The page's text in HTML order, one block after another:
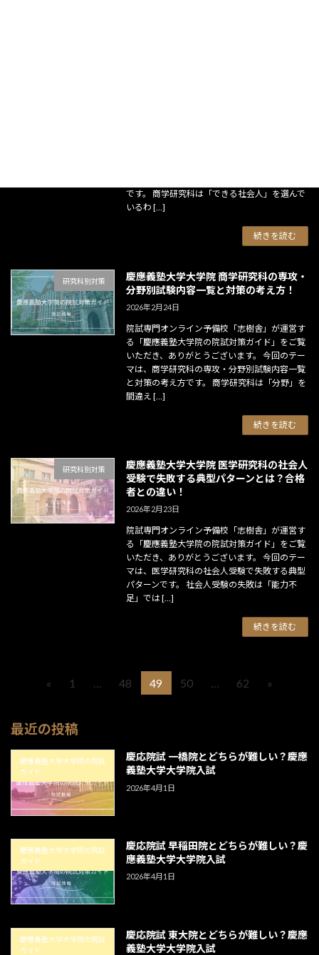
です。 商学研究科は「できる社会人」を選んで
いるわ […]
続きを読む
研究科別対策
慶應義塾大学大学院 商学研究科の専攻・
分野別試験内容一覧と対策の考え方！
2026年2月24日
院試専門オンライン予備校「志樹舎」が運営す
る「慶應義塾大学院の院試対策ガイド」をご覧
いただき、ありがとうございます。 今回のテー
マは、商学研究科の専攻・分野別試験内容一覧
と対策の考え方です。 商学研究科は「分野」を
間違え […]
続きを読む
研究科別対策
慶應義塾大学大学院 医学研究科の社会人
受験で失敗する典型パターンとは？合格
者との違い！
2026年2月23日
院試専門オンライン予備校「志樹舎」が運営す
る「慶應義塾大学院の院試対策ガイド」をご覧
いただき、ありがとうございます。 今回のテー
マは、医学研究科の社会人受験で失敗する典型
パターンです。 社会人受験の失敗は「能力不
足」では […]
続きを読む
の
ペ
ー
ジ
送
り
«
固
ー
ジ
1 …
固
ジ
48
固
ジ
49
固
ジ
50 …
固
ジ
62 »
最近の投稿
慶應義塾大学大学院の院試
ガイド
慶応院試 一橋院とどちらが難しい？慶應
義塾大学大学院入試
2026年4月1日
慶應義塾大学大学院の院試
ガイド
慶応院試 早稲田院とどちらが難しい？慶
應義塾大学大学院入試
2026年4月1日
慶應義塾大学大学院の院試
ガイド
慶応院試 東大院とどちらが難しい？慶應
義塾大学大学院入試